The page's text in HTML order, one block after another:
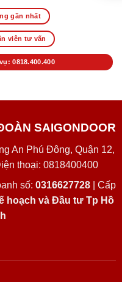
gần nhất
viên tư vấn
0818.400.400
SAIGONDOOR
An Phú Đông, Quận 12,
thoại: 0818400400
số: 0316627728| Cấp
hoạch và Đầu tư Tp Hồ